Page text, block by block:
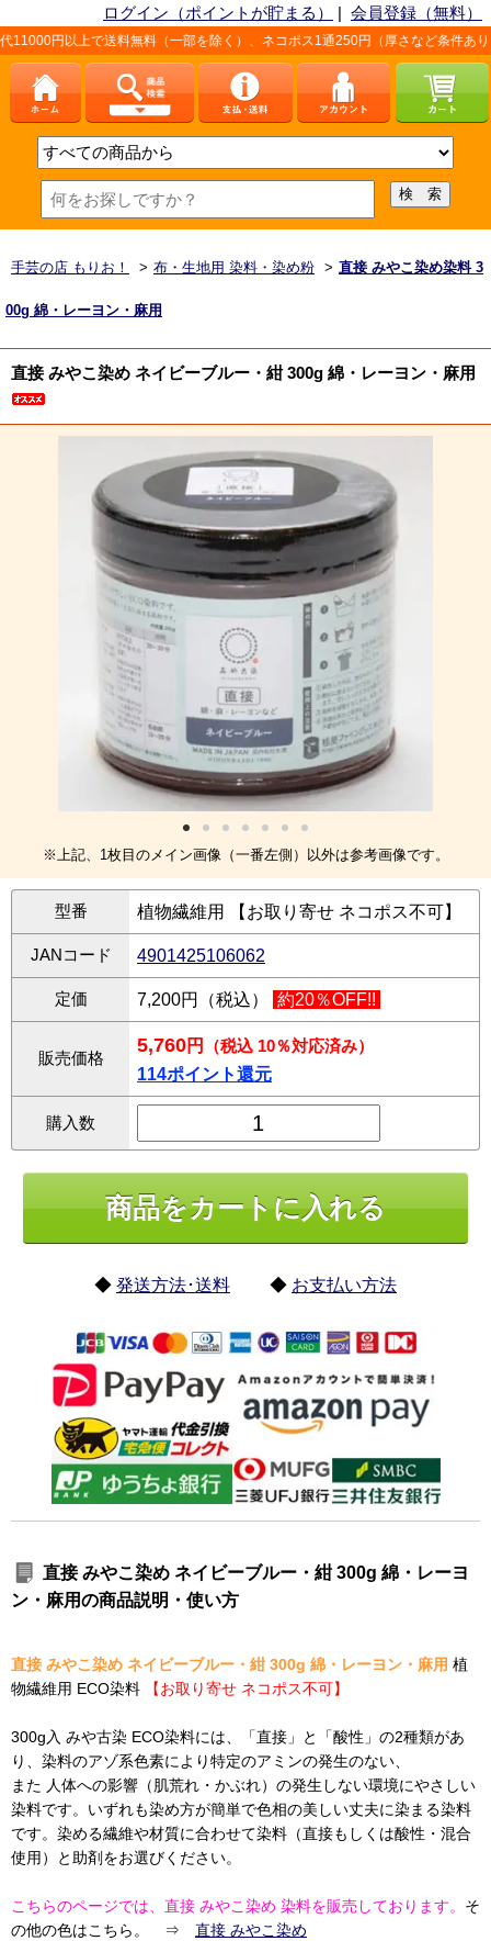
ログイン（ポイントが貯まる） | 会員登録（無料）
料無料（一部を除く）、ネコポス1通250円（厚さなど条件あり）。詳しくは
手芸の店 もりお！ > 布・生地用 染料・染め粉 > 直接 みやこ染め染料 3
00g 綿・レーヨン・麻用
直接 みやこ染め ネイビーブルー・紺 300g 綿・レーヨン・麻用
※上記、1枚目のメイン画像（一番左側）以外は参考画像です。
型番 植物繊維用 【お取り寄せ ネコポス不可】
JANコード 4901425106062
定価 7,200円（税込） 約20％OFF!!
販売価格
5,760円
（税込 10％対応済み）
114ポイント還元
購入数
◆ 発送方法･送料 ◆ お支払い方法
直接 みやこ染め ネイビーブルー・紺 300g 綿・レーヨ
ン・麻用の商品説明・使い方
直接 みやこ染め ネイビーブルー・紺 300g 綿・レーヨン・麻用 植
物繊維用 ECO染料
【お取り寄せ ネコポス不可】
300g入 みや古染 ECO染料には、「直接」と「酸性」の2種類があ
り、染料のアゾ系色素により特定のアミンの発生のない、
また 人体への影響（肌荒れ・かぶれ）の発生しない環境にやさしい
染料です。いずれも染め方が簡単で色相の美しい丈夫に染まる染料
です。染める繊維や材質に合わせて染料（直接もしくは酸性・混合
使用）と助剤をお選びください。
こちらのページでは、直接 みやこ染め 染料を販売しております。 そ
の他の色はこちら。 ⇒ 直接 みやこ染め